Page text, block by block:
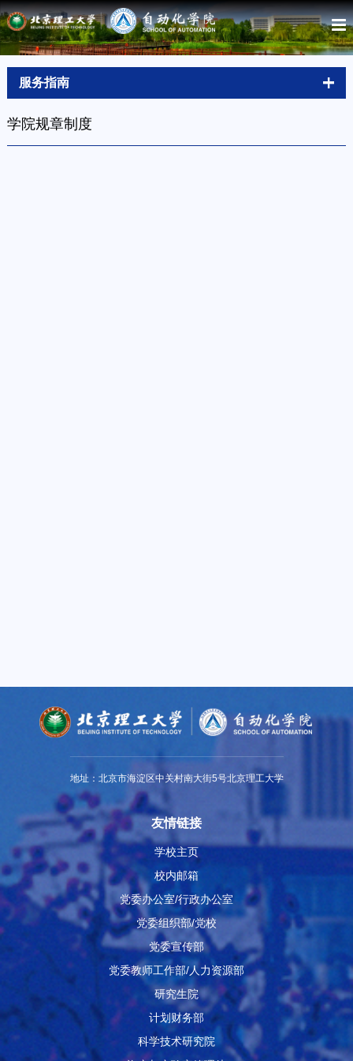
服务指南
学院规章制度
地址：北京市海淀区中关村南大街5号北京理工大学
友情链接
学校主页
校内邮箱
党委办公室/行政办公室
党委组织部/党校
党委宣传部
党委教师工作部/人力资源部
研究生院
计划财务部
科学技术研究院